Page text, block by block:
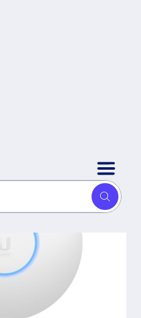
U6-LITE UBIQUITI -
Mimo Y Ofdma Y 2.4 Ghz